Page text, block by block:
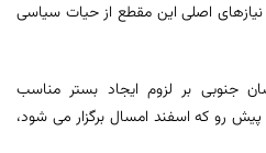
اصلی این مقطع از حیات سیاسی
جنوبی بر لزوم ایجاد بستر مناسب
پیش رو که اسفند امسال برگزار می شود،